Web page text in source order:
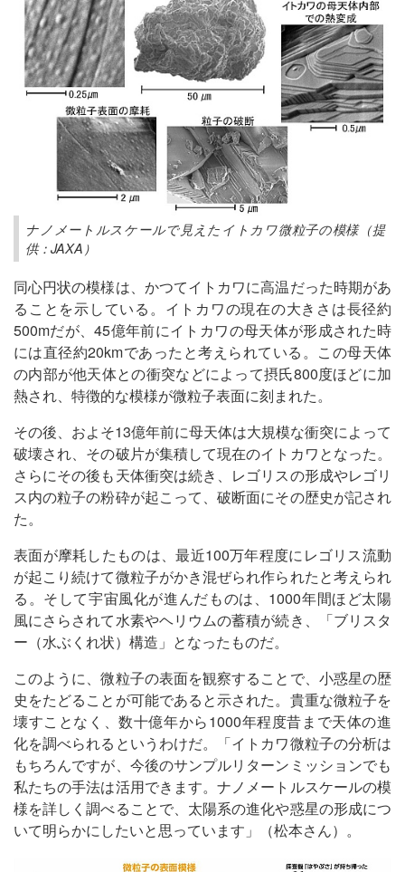
ナノメートルスケールで見えたイトカワ微粒子の模様（提
供：JAXA）
同心円状の模様は、かつてイトカワに高温だった時期があ
ることを示している。イトカワの現在の大きさは長径約
500mだが、45億年前にイトカワの母天体が形成された時
には直径約20kmであったと考えられている。この母天体
の内部が他天体との衝突などによって摂氏800度ほどに加
熱され、特徴的な模様が微粒子表面に刻まれた。
その後、およそ13億年前に母天体は大規模な衝突によって
破壊され、その破片が集積して現在のイトカワとなった。
さらにその後も天体衝突は続き、レゴリスの形成やレゴリ
ス内の粒子の粉砕が起こって、破断面にその歴史が記され
た。
表面が摩耗したものは、最近100万年程度にレゴリス流動
が起こり続けて微粒子がかき混ぜられ作られたと考えられ
る。そして宇宙風化が進んだものは、1000年間ほど太陽
風にさらされて水素やヘリウムの蓄積が続き、「ブリスタ
ー（水ぶくれ状）構造」となったものだ。
このように、微粒子の表面を観察することで、小惑星の歴
史をたどることが可能であると示された。貴重な微粒子を
壊すことなく、数十億年から1000年程度昔まで天体の進
化を調べられるというわけだ。「イトカワ微粒子の分析は
もちろんですが、今後のサンプルリターンミッションでも
私たちの手法は活用できます。ナノメートルスケールの模
様を詳しく調べることで、太陽系の進化や惑星の形成につ
いて明らかにしたいと思っています」（松本さん）。